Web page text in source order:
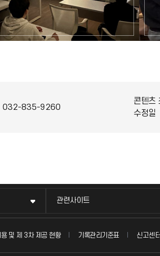
032-835-9260
콘텐츠
수정일
관련사이트
및 제 3차 제공 현황 기록관리기준표 신고센